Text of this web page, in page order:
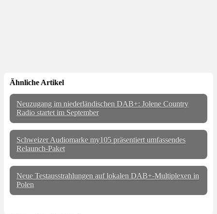
Ähnliche Artikel
Neuzugang im niederländischen DAB+: Jolene Country
Radio startet im September
Schweizer Audiomarke my105 präsentiert umfassendes
Relaunch-Paket
Neue Testausstrahlungen auf lokalen DAB+-Multiplexen in
Polen